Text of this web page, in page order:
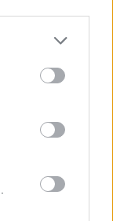
hudobníčka,
na čele
v Južnej
trpia
s
zdať,
fantastickú
na večierky